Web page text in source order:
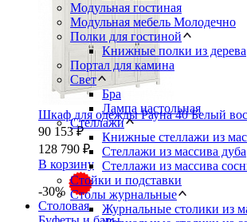
Шкаф для одежды Рауна 40 Белый
90 153 ₽
128 790 ₽
В корзину
-30%
Столовая
Модульная гостиная
Модульная мебель Молодечно
Полки для гостиной
Книжные полки из дерева
Портал для камина
Свет
Бра
Лампа настольная
Стеллажи
Книжные стеллажи из
Стеллажи из массива дуба
Стеллажи из массива
Стойки и подставки
Столы журнальные
Журнальные столики из